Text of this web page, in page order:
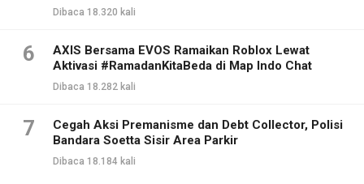
Dibaca 18.320 kali
6
AXIS Bersama EVOS Ramaikan Roblox Lewat
Aktivasi #RamadanKitaBeda di Map Indo Chat
Dibaca 18.282 kali
7
Cegah Aksi Premanisme dan Debt Collector, Polisi
Bandara Soetta Sisir Area Parkir
Dibaca 18.184 kali